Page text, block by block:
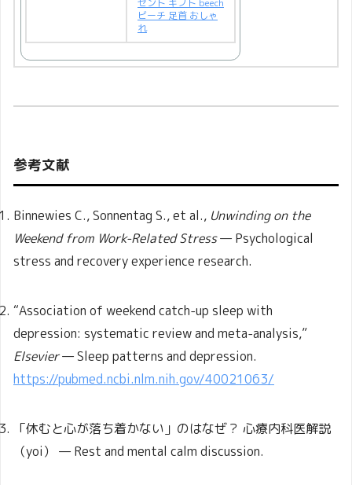
ビーチ 足首 おしゃ
れ
参考文献
Binnewies C., Sonnentag S., et al., Unwinding on the
Weekend from Work-Related Stress— Psychological
stress and recovery experience research.
“Association of weekend catch-up sleep with
depression: systematic review and meta-analysis,”
Elsevier— Sleep patterns and depression.
https://pubmed.ncbi.nlm.nih.gov/40021063/
「休むと心が落ち着かない」のはなぜ？ 心療内科医解説
（yoi） — Rest and mental calm discussion.